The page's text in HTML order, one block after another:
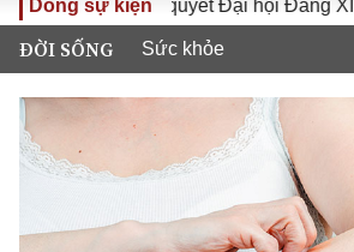
Dòng sự kiện
Đưa Nghị quyết Đại hội Đảng XIV vào
ĐỜI SỐNG Sức khỏe